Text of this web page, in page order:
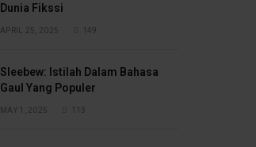
Dunia Fikssi
APRIL 25, 2025 149
Sleebew: Istilah Dalam Bahasa
Gaul Yang Populer
MAY 1, 2025 113